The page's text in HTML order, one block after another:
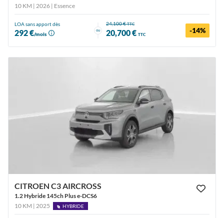
10 KM | 2026 | Essence
LOA sans apport dès
292 €/mois
ou
24,100 €TTC
20,700 € TTC -14%
CITROEN C3 AIRCROSS
1.2 Hybride 145ch Plus e-DCS6
10 KM | 2025
HYBRIDE